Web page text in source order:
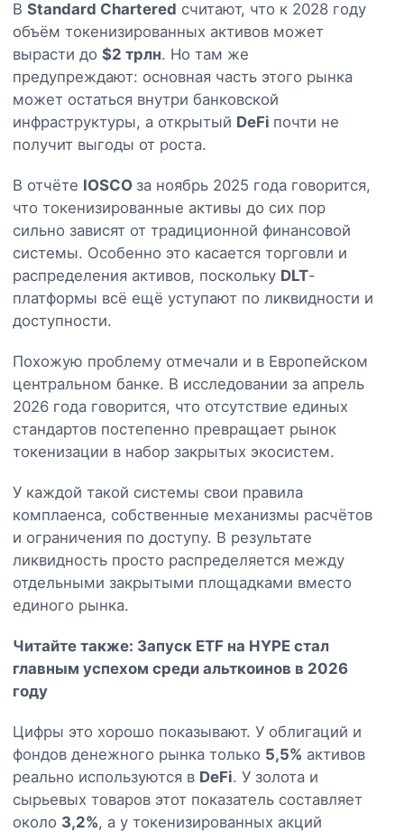
В Standard Chartered считают, что к 2028 году
объём токенизированных активов может
вырасти до $2 трлн. Но там же
предупреждают: основная часть этого рынка
может остаться внутри банковской
инфраструктуры, а открытый DeFi почти не
получит выгоды от роста.
В отчёте IOSCO за ноябрь 2025 года говорится,
что токенизированные активы до сих пор
сильно зависят от традиционной финансовой
системы. Особенно это касается торговли и
распределения активов, поскольку DLT-
платформы всё ещё уступают по ликвидности и
доступности.
Похожую проблему отмечали и в Европейском
центральном банке. В исследовании за апрель
2026 года говорится, что отсутствие единых
стандартов постепенно превращает рынок
токенизации в набор закрытых экосистем.
У каждой такой системы свои правила
комплаенса, собственные механизмы расчётов
и ограничения по доступу. В результате
ликвидность просто распределяется между
отдельными закрытыми площадками вместо
единого рынка.
Читайте также: Запуск ETF на HYPE стал
главным успехом среди альткоинов в 2026
году
Цифры это хорошо показывают. У облигаций и
фондов денежного рынка только 5,5% активов
реально используются в DeFi. У золота и
сырьевых товаров этот показатель составляет
около 3,2%, а у токенизированных акций